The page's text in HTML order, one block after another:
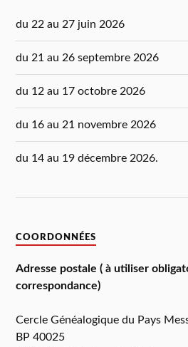
du 22 au 27 juin 2026
du 21 au 26 septembre 2026
du 12 au 17 octobre 2026
du 16 au 21 novembre 2026
du 14 au 19 décembre 2026.
COORDONNÉES
Adresse postale ( à utiliser
correspondance)
Cercle Généalogique du Pays
BP 40025